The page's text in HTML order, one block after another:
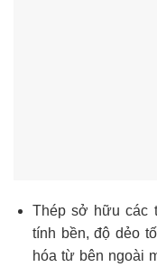
Thép sở hữu các
tính bền, độ dẻo
hóa từ bên ngoài